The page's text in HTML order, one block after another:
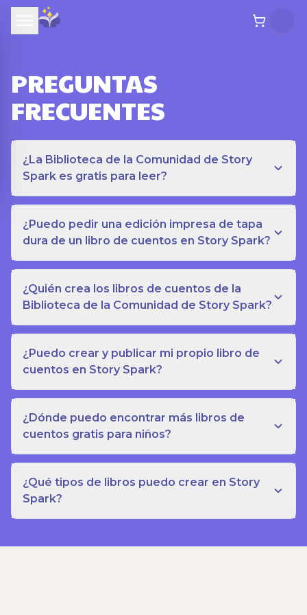
PREGUNTAS
FRECUENTES
¿La Biblioteca de la Comunidad de Story
Spark es gratis para leer?
¿Puedo pedir una edición impresa de tapa
dura de un libro de cuentos en Story Spark?
¿Quién crea los libros de cuentos de la
Biblioteca de la Comunidad de Story Spark?
¿Puedo crear y publicar mi propio libro de
cuentos en Story Spark?
¿Dónde puedo encontrar más libros de
cuentos gratis para niños?
¿Qué tipos de libros puedo crear en Story
Spark?